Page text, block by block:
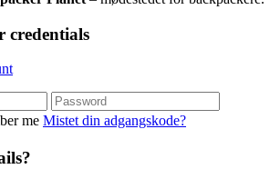
credentials
me Mistet din adgangskode?